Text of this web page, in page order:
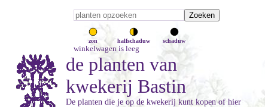
zon halfschaduw schaduw
winkelwagen is leeg
de planten van
kwekerij Bastin
De planten die je op de kwekerij kunt kopen of hier